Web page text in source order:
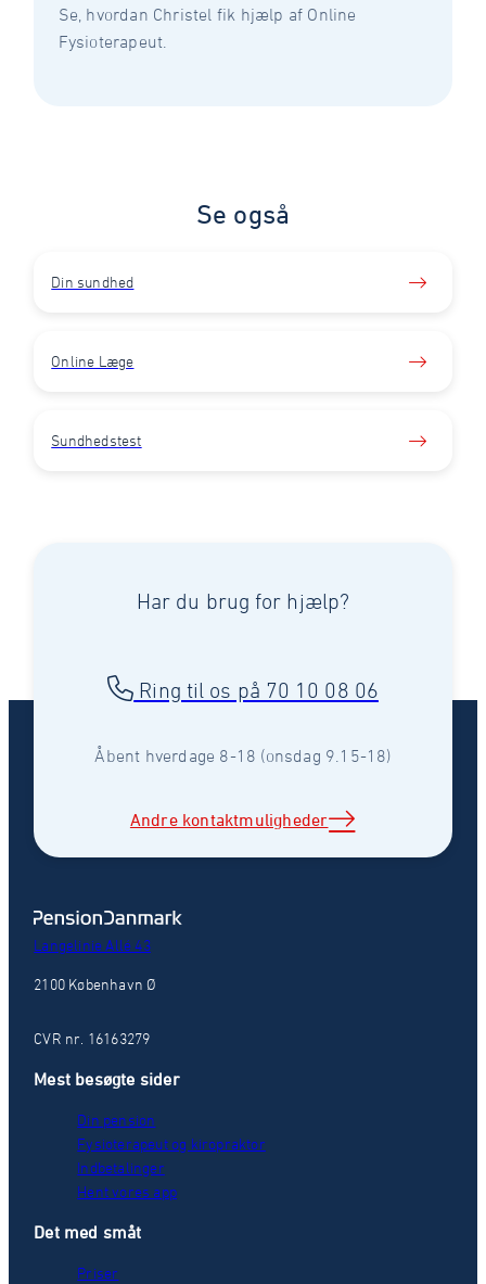
Se, hvordan Christel fik hjælp af Online
Fysioterapeut.
Se også
Din sundhed
Online Læge
Sundhedstest
Har du brug for hjælp?
Ring til os på 70 10 08 06
Åbent hverdage 8-18 (onsdag 9.15-18)
Andre kontaktmuligheder
Langelinie Allé 43
2100 København Ø
CVR nr. 16163279
Mest besøgte sider
Din pension
Fysioterapeut og kiropraktor
Indbetalinger
Hent vores app
Det med småt
Priser